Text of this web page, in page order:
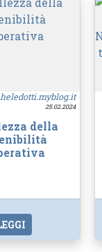
25.02.2024
della